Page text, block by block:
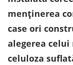
menținerea
case ori
alegerea
celuloza